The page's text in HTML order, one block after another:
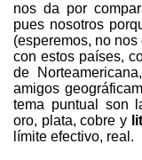
nos da por
pues nosotros
(esperemos, no
con estos países,
de
amigos
tema puntual son
oro, plata, cobre y
límite efectivo, real.